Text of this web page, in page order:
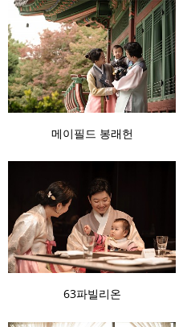
메이필드 봉래헌
63파빌리온